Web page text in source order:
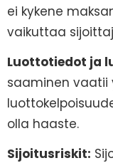
ei kykene
vaikuttaa
Luottotiedot ja
saaminen
olla haaste.
Sijoitusriskit: